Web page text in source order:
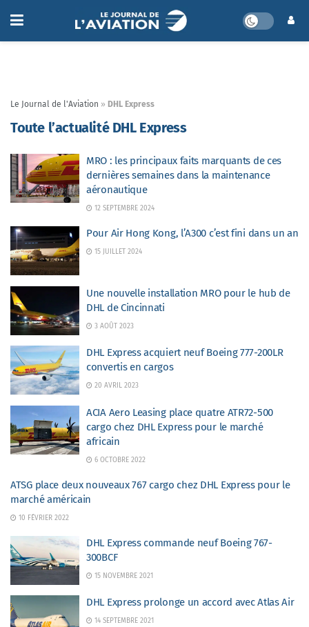
Le Journal de l'Aviation » DHL Express
Toute l’actualité DHL Express
MRO : les principaux faits marquants de ces
dernières semaines dans la maintenance
aéronautique
12 SEPTEMBRE 2024
Pour Air Hong Kong, l’A300 c’est fini dans un an
15 JUILLET 2024
Une nouvelle installation MRO pour le hub de
DHL de Cincinnati
3 AOÛT 2023
DHL Express acquiert neuf Boeing 777-200LR
convertis en cargos
20 AVRIL 2023
ACIA Aero Leasing place quatre ATR72-500
cargo chez DHL Express pour le marché
africain
6 OCTOBRE 2022
ATSG place deux nouveaux 767 cargo chez DHL Express pour le
marché américain
10 FÉVRIER 2022
DHL Express commande neuf Boeing 767-
300BCF
15 NOVEMBRE 2021
DHL Express prolonge un accord avec Atlas Air
14 SEPTEMBRE 2021